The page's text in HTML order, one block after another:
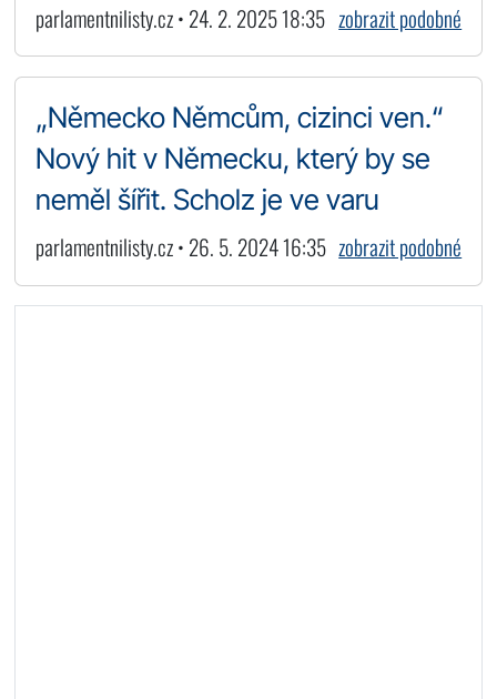
parlamentnilisty.cz • 24. 2. 2025 18:35 zobrazit podobné
„Německo Němcům, cizinci ven.“
Nový hit v Německu, který by se
neměl šířit. Scholz je ve varu
parlamentnilisty.cz • 26. 5. 2024 16:35 zobrazit podobné